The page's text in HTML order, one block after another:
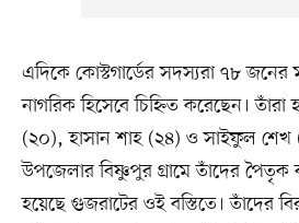
এদিকে কোস্টগার্ডের সদস্যরা ৭৮
নাগরিক হিসেবে চিহ্নিত করেছেন।
(২০), হাসান শাহ (২৪) ও সাইফুল শেখ
উপজেলার বিষ্ণুপুর গ্রামে তাঁদের পৈতৃক
হয়েছে গুজরাটের ওই বস্তিতে। তাঁদের